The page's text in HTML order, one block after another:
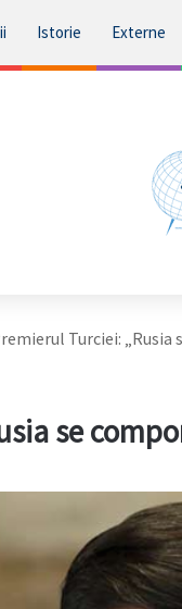
Istorie Externe
Turciei: „Rusia
se